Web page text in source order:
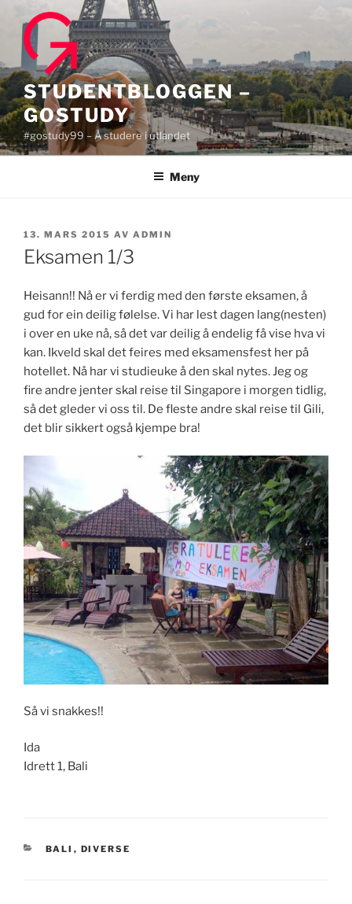
innhold
STUDENTBLOGGEN –
GOSTUDY
#gostudy99 – Å studere i utlandet
Meny
PUBLISERT
13. MARS 2015 AV ADMIN
Eksamen 1/3
Heisann!! Nå er vi ferdig med den første eksamen, å
gud for ein deilig følelse. Vi har lest dagen lang(nesten)
i over en uke nå, så det var deilig å endelig få vise hva vi
kan. Ikveld skal det feires med eksamensfest her på
hotellet. Nå har vi studieuke å den skal nytes. Jeg og
fire andre jenter skal reise til Singapore i morgen tidlig,
så det gleder vi oss til. De fleste andre skal reise til Gili,
det blir sikkert også kjempe bra!
Så vi snakkes!!
Ida
Idrett 1, Bali
KATEGORIER
BALI , DIVERSE